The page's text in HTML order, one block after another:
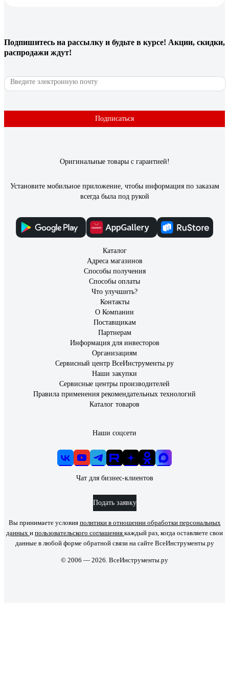
покрывала поверхность окрашенную давно масляной
краской и красила акриловой краской.
31 отзыв
Хорошая, действительно укрывающая, кипельно белая
пятнистость стен. Немного густоватая консистенция.
Добавил 0,5 воды на 12 кг. Наносил валиком... Хватило на
комнату 16 м. и прихожую 7 м. Рекомендую.
Подпишитесь на рассылку и будьте в курсе! Акции, скидки,
распродажи ждут!
Подписаться
Оригинальные товары с гарантией!
Установите мобильное приложение, чтобы информация по заказам
всегда была под рукой
Каталог
Адреса магазинов
Способы получения
Способы оплаты
Что улучшить?
Контакты
О Компании
Поставщикам
Партнерам
Информация для инвесторов
Организациям
Сервисный центр ВсеИнструменты.ру
Наши закупки
Сервисные центры производителей
Правила применения рекомендательных технологий
Каталог товаров
Наши соцсети
Чат для бизнес-клиентов
Подать заявку
Вы принимаете условия политики в отношении обработки персональных
данных и пользовательского соглашения каждый раз, когда оставляете свои
данные в любой форме обратной связи на сайте ВсеИнструменты.ру
© 2006 — 2026. ВсеИнструменты.ру